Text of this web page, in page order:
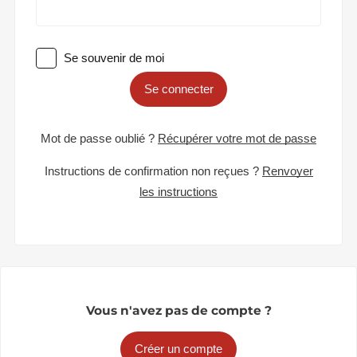
Se souvenir de moi
Se connecter
Mot de passe oublié ? Récupérer votre mot de passe
Instructions de confirmation non reçues ? Renvoyer
les instructions
Vous n'avez pas de compte ?
Créer un compte